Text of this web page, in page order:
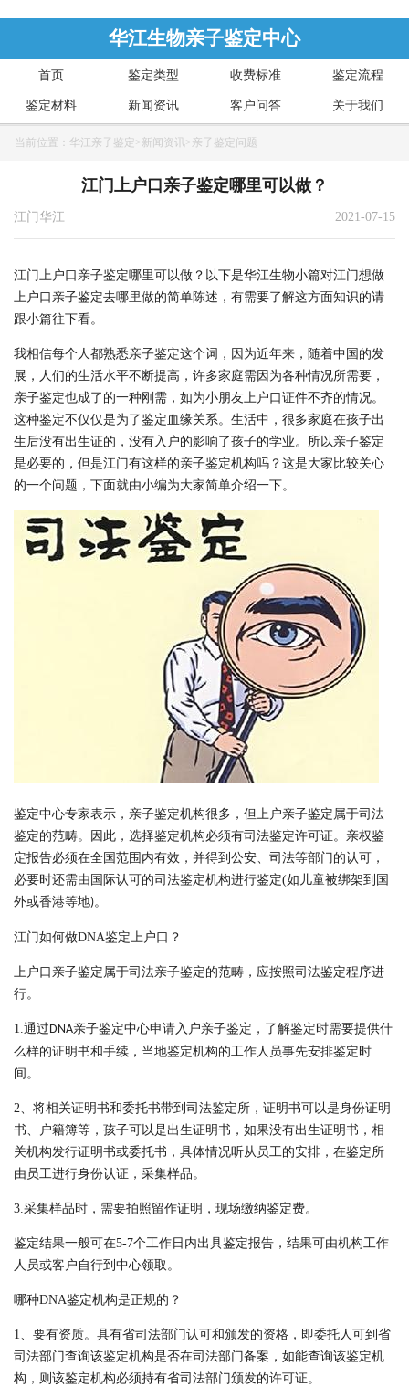
华江生物亲子鉴定中心
首页 鉴定类型 收费标准 鉴定流程
鉴定材料 新闻资讯 客户问答 关于我们
当前位置： 华江亲子鉴定 >新闻资讯 >亲子鉴定问题
江门上户口亲子鉴定哪里可以做？
江门华江 2021-07-15
江门上户口亲子鉴定哪里可以做？以下是华江生物小篇对江门想做
上户口亲子鉴定去哪里做的简单陈述，有需要了解这方面知识的请
跟小篇往下看。
我相信每个人都熟悉亲子鉴定这个词，因为近年来，随着中国的发
展，人们的生活水平不断提高，许多家庭需因为各种情况所需要，
亲子鉴定也成了的一种刚需，如为小朋友上户口证件不齐的情况。
这种鉴定不仅仅是为了鉴定血缘关系。生活中，很多家庭在孩子出
生后没有出生证的，没有入户的影响了孩子的学业。所以亲子鉴定
是必要的，但是江门有这样的亲子鉴定机构吗？ 这是大家比较关心
的一个问题，下面就由小编为大家简单介绍一下。
鉴定中心专家表示，亲子鉴定机构很多，但上户亲子鉴定属于司法
鉴定的范畴。因此，选择鉴定机构必须有司法鉴定许可证。亲权鉴
定报告必须在全国范围内有效，并得到公安、司法等部门的认可，
必要时还需由国际认可的司法鉴定机构进行鉴定(如儿童被绑架到国
外或香港等地)。
江门如何做DNA鉴定上户口？
上户口亲子鉴定属于司法亲子鉴定的范畴，应按照司法鉴定程序进
行。
1.通过DNA亲子鉴定中心申请入户亲子鉴定，了解鉴定时需要提供什
么样的证明书和手续，当地鉴定机构的工作人员事先安排鉴定时
间。
2、将相关证明书和委托书带到司法鉴定所，证明书可以是身份证明
书、户籍簿等，孩子可以是出生证明书，如果没有出生证明书，相
关机构发行证明书或委托书，具体情况听从员工的安排，在鉴定所
由员工进行身份认证，采集样品。
3.采集样品时，需要拍照留作证明，现场缴纳鉴定费。
鉴定结果一般可在5-7个工作日内出具鉴定报告，结果可由机构工作
人员或客户自行到中心领取。
哪种DNA鉴定机构是正规的？
1、要有资质。具有省司法部门认可和颁发的资格，即委托人可到省
司法部门查询该鉴定机构是否在司法部门备案，如能查询该鉴定机
构，则该鉴定机构必须持有省司法部门颁发的许可证。